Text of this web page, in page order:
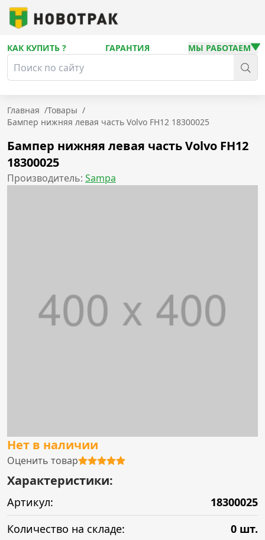
КАК КУПИТЬ ? ГАРАНТИЯ МЫ РАБОТАЕМ
Главная /Товары /
Бампер нижняя левая часть Volvo FН12 18300025
Бампер нижняя левая часть Volvo FН12
18300025
Производитель: Sampa
Нет в наличии
Оценить товар
Характеристики:
Артикул:
18300025
Количество на складе:
0 шт.